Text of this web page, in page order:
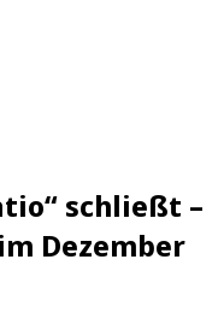
schließt –
Dezember